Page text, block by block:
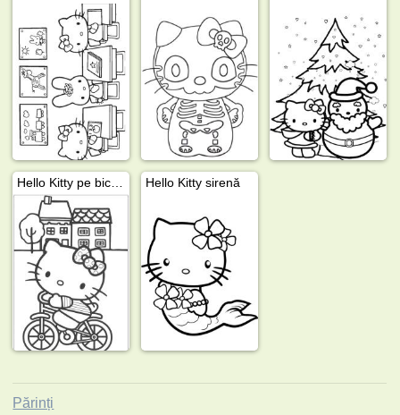
Hello Kitty sirenă
Părinți